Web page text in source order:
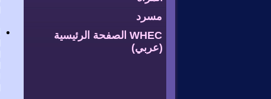
مسرد
WHEC الصفحة الرئيسية
(عربي)